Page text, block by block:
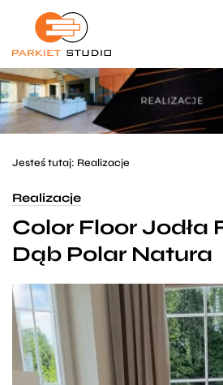
Przejdź
głównego
Przejdź
menu
w
stopce
Jesteś tutaj: Realizacje
Realizacje
Color Floor Jodła
Dąb Polar Natura